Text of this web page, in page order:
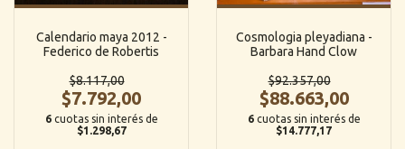
Calendario maya 2012 -
Federico de Robertis
$8.117,00
$7.792,00
6 cuotas sin interés de
$1.298,67
Cosmologia pleyadiana -
Barbara Hand Clow
$92.357,00
$88.663,00
6 cuotas sin interés de
$14.777,17